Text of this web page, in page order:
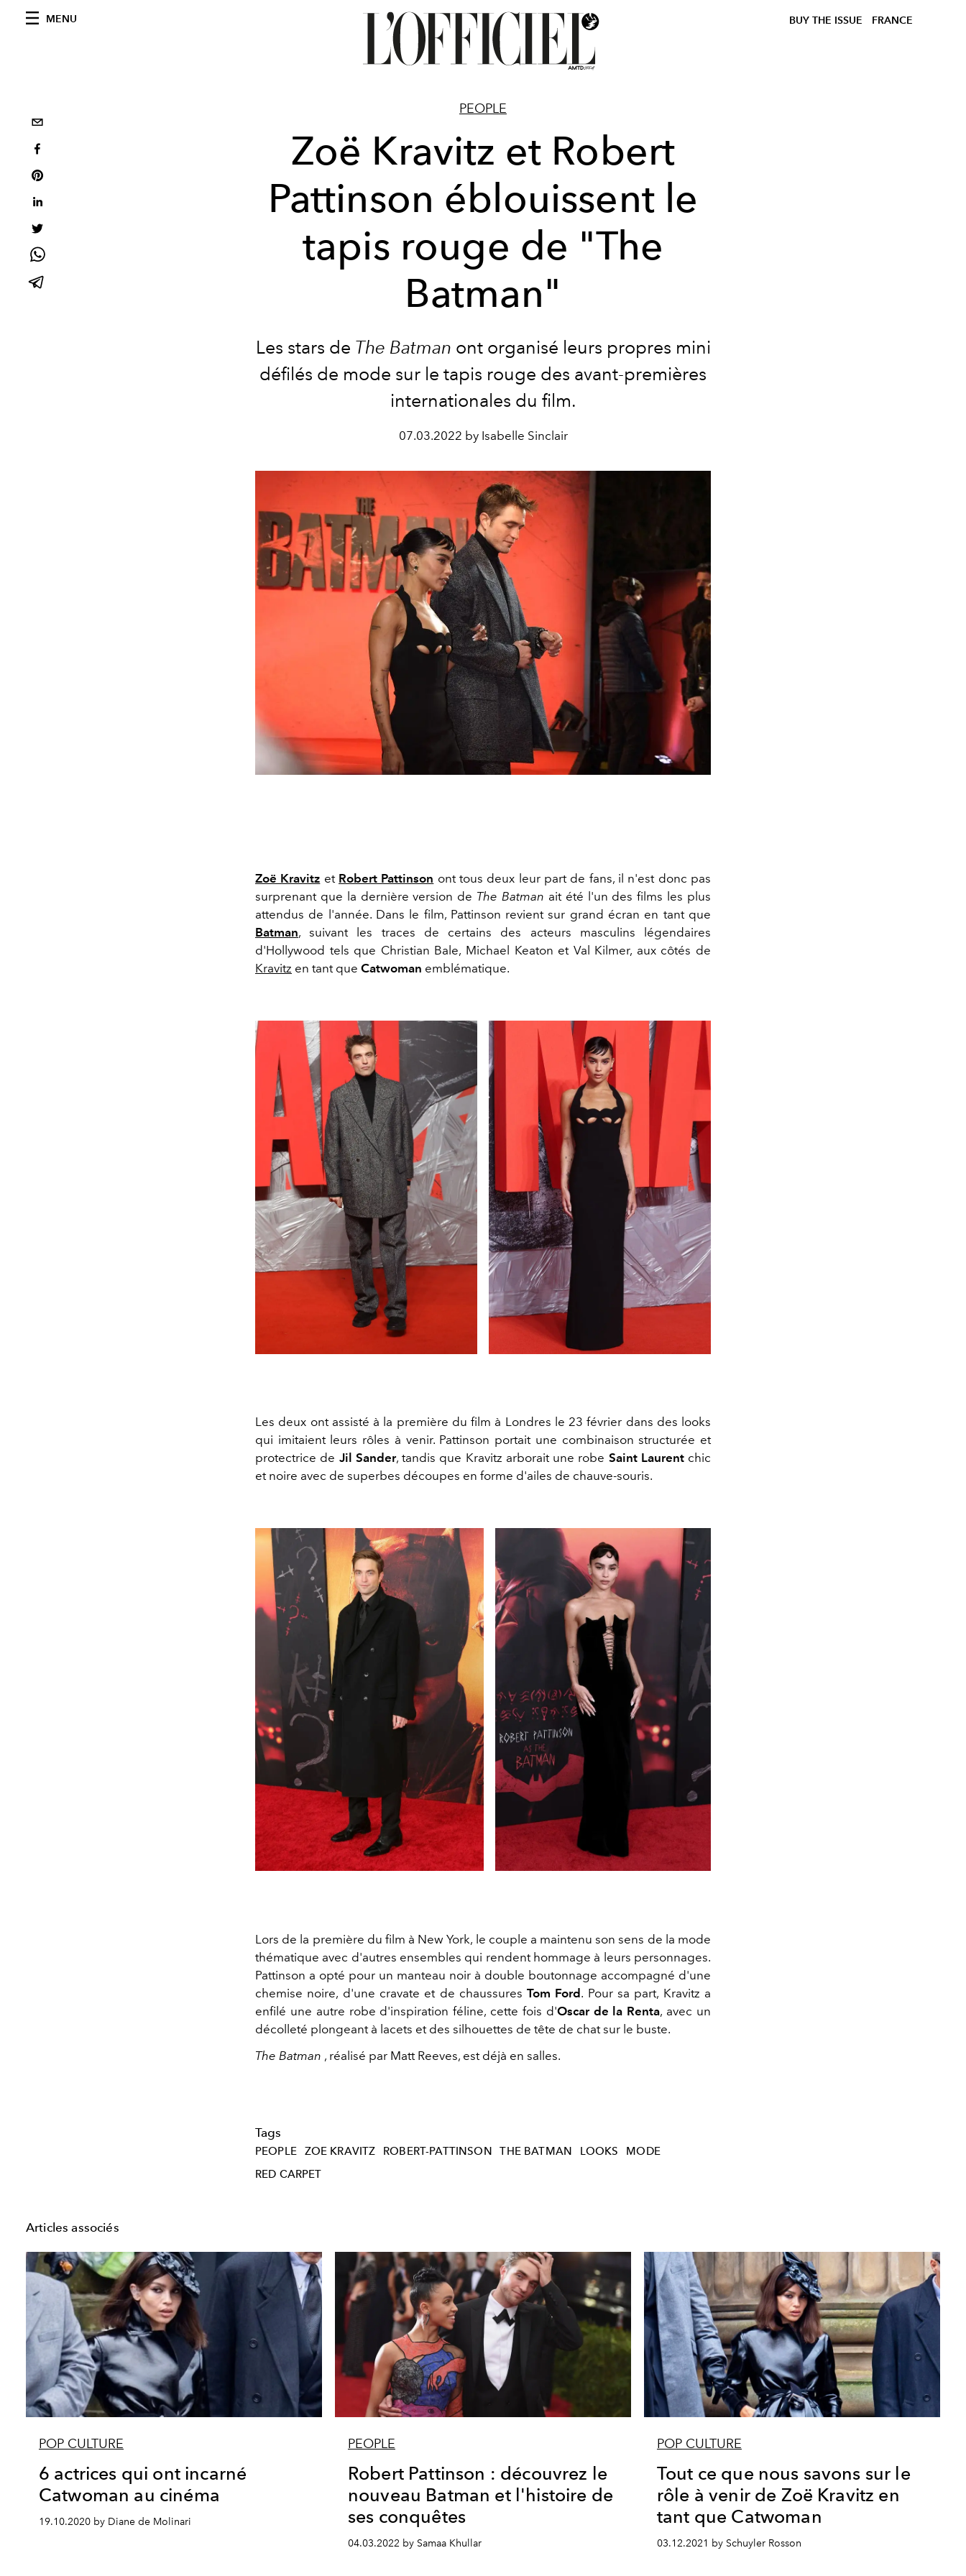
MENU BUY THE ISSUE FRANCE
PEOPLE
Zoë Kravitz et Robert
Pattinson éblouissent le
tapis rouge de "The
Batman"
Les stars de The Batman ont organisé leurs propres mini
défilés de mode sur le tapis rouge des avant-premières
internationales du film.
07.03.2022 by Isabelle Sinclair
Zoë Kravitz et Robert Pattinson ont tous deux leur part de fans, il n'est donc pas
surprenant que la dernière version de The Batman ait été l'un des films les plus
attendus de l'année. Dans le film, Pattinson revient sur grand écran en tant que
Batman, suivant les traces de certains des acteurs masculins légendaires
d'Hollywood tels que Christian Bale, Michael Keaton et Val Kilmer, aux côtés de
Kravitz en tant que Catwoman emblématique.
Les deux ont assisté à la première du film à Londres le 23 février dans des looks
qui imitaient leurs rôles à venir. Pattinson portait une combinaison structurée et
protectrice de Jil Sander, tandis que Kravitz arborait une robe Saint Laurentchic
et noire avec de superbes découpes en forme d'ailes de chauve-souris.
Lors de la première du film à New York, le couple a maintenu son sens de la mode
thématique avec d'autres ensembles qui rendent hommage à leurs personnages.
Pattinson a opté pour un manteau noir à double boutonnage accompagné d'une
chemise noire, d'une cravate et de chaussuresTom Ford . Pour sa part, Kravitz a
enfilé une autre robe d'inspiration féline, cette fois d'Oscar de la Renta, avec un
décolleté plongeant à lacets et des silhouettes de tête de chat sur le buste.
The Batman , réalisé par Matt Reeves, est déjà en salles.
Tags
PEOPLE ZOE KRAVITZ ROBERT-PATTINSON THE BATMAN LOOKS
MODE
RED CARPET
Articles associés
POP CULTURE
6 actrices qui ont incarné
Catwoman au cinéma
19.10.2020 by Diane de Molinari
PEOPLE
Robert Pattinson : découvrez le
nouveau Batman et l'histoire de
ses conquêtes
04.03.2022 by Samaa Khullar
POP CULTURE
Tout ce que nous savons sur le
rôle à venir de Zoë Kravitz en
tant que Catwoman
03.12.2021 by Schuyler Rosson